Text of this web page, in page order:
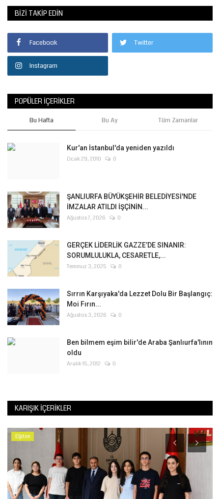
BIZI TAKIP EDIN
Facebook Twitter
Instagram
POPÜLER İÇERIKLER
Bu Hafta Bu Ay Tüm Zamanlar
Kur'an İstanbul'da yeniden yazıldı
Ocak 29, 2010 0
ŞANLIURFA BÜYÜKŞEHİR BELEDİYESİ'NDE
İMZALAR ATILDI İŞÇİNİN...
Ağustos 7, 2026 0
GERÇEK LİDERLİK GAZZE’DE SINANIR:
SORUMLULUKLA, CESARETLE,...
Temmuz 3, 2025 0
Sırrın Karşıyaka'da Lezzet Dolu Bir Başlangıç:
Moi Fırın...
Ağustos 3, 2026 0
Ben bilmem eşim bilir'de Araba Şanlıurfa'lının
oldu
Aralık 15, 2012 0
KARIŞIK İÇERIKLER
Eğitim